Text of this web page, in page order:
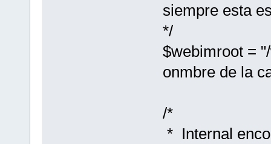
siempre esta
*/
$webimroot =
onmbre de la
/*
* Internal